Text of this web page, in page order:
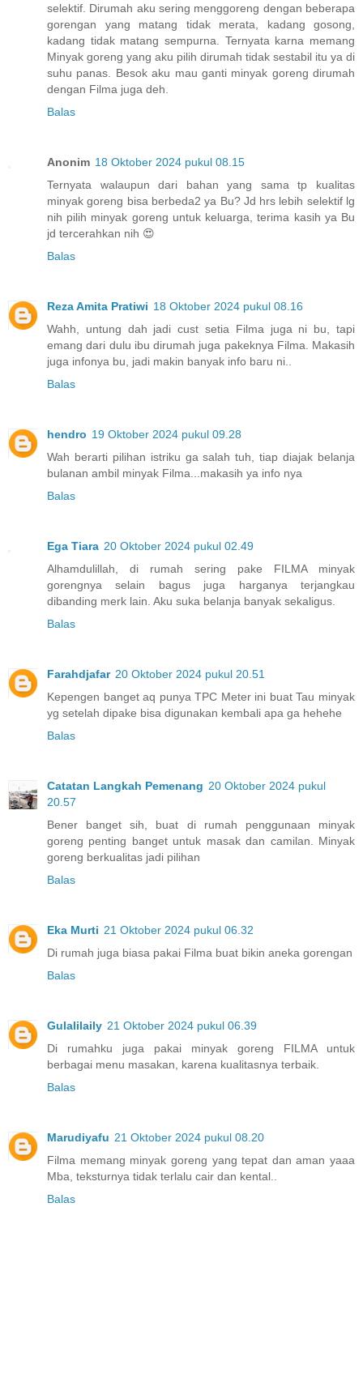
selektif. Dirumah aku sering menggoreng dengan beberapa
gorengan yang matang tidak merata, kadang gosong,
kadang tidak matang sempurna. Ternyata karna memang
Minyak goreng yang aku pilih dirumah tidak sestabil itu ya di
suhu panas. Besok aku mau ganti minyak goreng dirumah
dengan Filma juga deh.
Balas
Anonim 18 Oktober 2024 pukul 08.15
Ternyata walaupun dari bahan yang sama tp kualitas
minyak goreng bisa berbeda2 ya Bu? Jd hrs lebih selektif lg
nih pilih minyak goreng untuk keluarga, terima kasih ya Bu
jd tercerahkan nih 😍
Balas
Reza Amita Pratiwi 18 Oktober 2024 pukul 08.16
Wahh, untung dah jadi cust setia Filma juga ni bu, tapi
emang dari dulu ibu dirumah juga pakeknya Filma. Makasih
juga infonya bu, jadi makin banyak info baru ni..
Balas
hendro 19 Oktober 2024 pukul 09.28
Wah berarti pilihan istriku ga salah tuh, tiap diajak belanja
bulanan ambil minyak Filma...makasih ya info nya
Balas
Ega Tiara 20 Oktober 2024 pukul 02.49
Alhamdulillah, di rumah sering pake FILMA minyak
gorengnya selain bagus juga harganya terjangkau
dibanding merk lain. Aku suka belanja banyak sekaligus.
Balas
Farahdjafar 20 Oktober 2024 pukul 20.51
Kepengen banget aq punya TPC Meter ini buat Tau minyak
yg setelah dipake bisa digunakan kembali apa ga hehehe
Balas
Catatan Langkah Pemenang 20 Oktober 2024 pukul
20.57
Bener banget sih, buat di rumah penggunaan minyak
goreng penting banget untuk masak dan camilan. Minyak
goreng berkualitas jadi pilihan
Balas
Eka Murti 21 Oktober 2024 pukul 06.32
Di rumah juga biasa pakai Filma buat bikin aneka gorengan
Balas
Gulalilaily 21 Oktober 2024 pukul 06.39
Di rumahku juga pakai minyak goreng FILMA untuk
berbagai menu masakan, karena kualitasnya terbaik.
Balas
Marudiyafu 21 Oktober 2024 pukul 08.20
Filma memang minyak goreng yang tepat dan aman yaaa
Mba, teksturnya tidak terlalu cair dan kental..
Balas